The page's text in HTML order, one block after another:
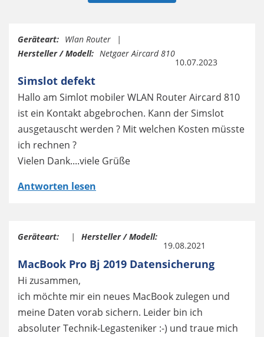
Geräteart: Wlan Router
Hersteller / Modell: Netgaer Aircard 810
10.07.2023
Simslot defekt
Hallo am Simlot mobiler WLAN Router Aircard 810
ist ein Kontakt abgebrochen. Kann der Simslot
ausgetauscht werden ? Mit welchen Kosten müsste
ich rechnen ?
Vielen Dank....viele Grüße
Antworten lesen
Geräteart: Hersteller / Modell:
19.08.2021
MacBook Pro Bj 2019 Datensicherung
Hi zusammen,
ich möchte mir ein neues MacBook zulegen und
meine Daten vorab sichern. Leider bin ich
absoluter Technik-Legasteniker :-) und traue mich